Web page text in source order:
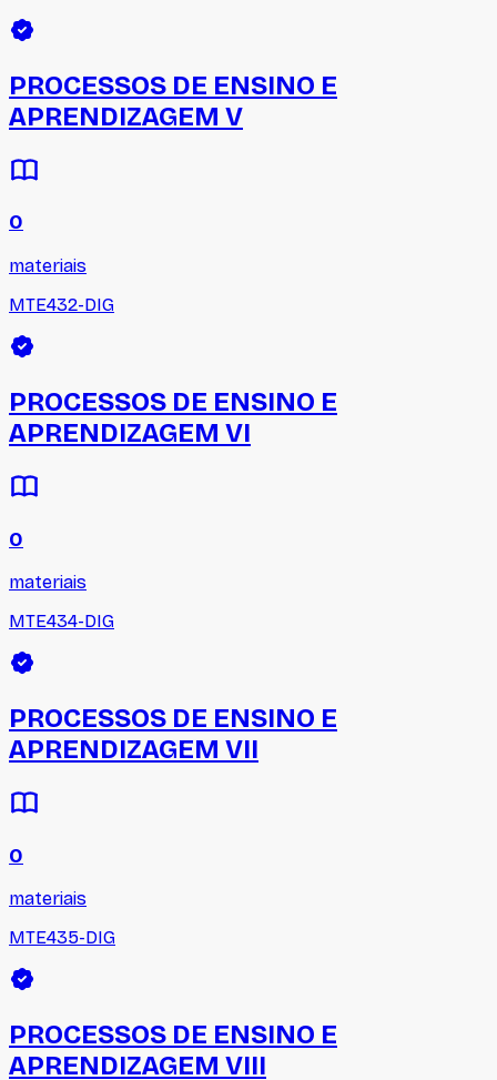
PROCESSOS DE ENSINO E
APRENDIZAGEM V
0
materiais
MTE432-DIG
PROCESSOS DE ENSINO E
APRENDIZAGEM VI
0
materiais
MTE434-DIG
PROCESSOS DE ENSINO E
APRENDIZAGEM VII
0
materiais
MTE435-DIG
PROCESSOS DE ENSINO E
APRENDIZAGEM VIII